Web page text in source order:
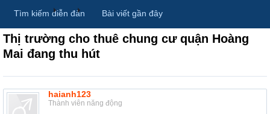
Diễn đàn ... Nhà đất – Bất động sản
Thị trường cho thuê chung cư quận Hoàng
Mai đang thu hút
haianh123
Thành viên năng động
Tìm kiếm diễn đàn Bài viết gần đây